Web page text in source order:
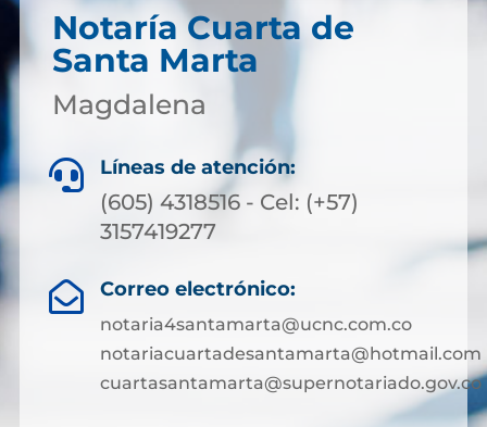
Notaría Cuarta de
Santa Marta
Magdalena
 Líneas de atención:
(605) 4318516 - Cel: (+57)
3157419277
 Correo electrónico:
notaria4santamarta@ucnc.com.co
notariacuartadesantamarta@hotmail.com
cuartasantamarta@supernotariado.gov.co